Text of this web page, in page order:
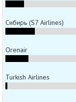
Сибирь (S7 Airlines)
Orenair
Turkish Airlines